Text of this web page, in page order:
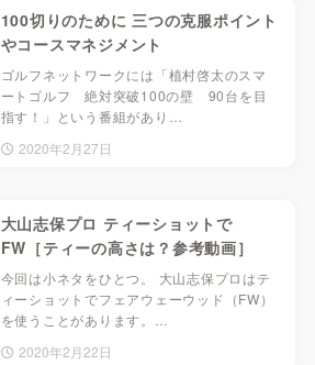
100切りのために 三つの克服ポイント
やコースマネジメント
ゴルフネットワークには「植村啓太のスマ
ートゴルフ 絶対突破100の壁 90台を目
指す！」という番組があり…
2020年2月27日
大山志保プロ ティーショットで
FW［ティーの高さは？参考動画］
今回は小ネタをひとつ。 大山志保プロはテ
ィーショットでフェアウェーウッド（FW）
を使うことがあります。…
2020年2月22日